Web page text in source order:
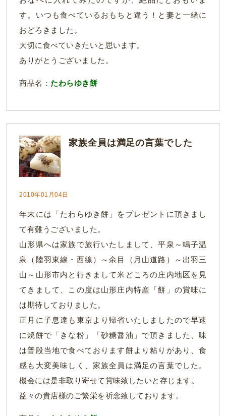
す。いつも食べているおもちと違う！と妻と一緒に
おどろきました。
大切に食べていきたいと思います。
ありがとうございました。
商品名： たわらゆき餅
家族全員は満足の言葉でした
2010年01月04日
年末には「たわらゆき餅」をプレゼントに頂きまし
て有難うございました。
山形県へは家族で旅行いたしまして、平泉～鳴子温
泉（陸羽東線・西線）～余目（月山道路）～出羽三
山～山形市内と行きまして米どころの庄内地区を見
てきまして、この度は山形庄内特産「餅」の賞味に
は期待しておりました。
正月に子息達も東京より帰省いたしましたので早速
に焼餅で「きな粉」「砂糖醤油」で頂きました、味
は普段当地で食べております餅より粘りがあり、食
感も大変美味しく、家族全員は満足の言葉でした。
機会には是非取り寄せて賞味致したいと存じます。
益々の貴店様のご繁栄を祈念致しております。